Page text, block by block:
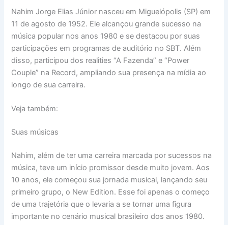
Nahim Jorge Elias Júnior nasceu em Miguelópolis (SP) em
11 de agosto de 1952. Ele alcançou grande sucesso na
música popular nos anos 1980 e se destacou por suas
participações em programas de auditório no SBT. Além
disso, participou dos realities “A Fazenda” e “Power
Couple” na Record, ampliando sua presença na mídia ao
longo de sua carreira.
Veja também:
Suas músicas
Nahim, além de ter uma carreira marcada por sucessos na
música, teve um início promissor desde muito jovem. Aos
10 anos, ele começou sua jornada musical, lançando seu
primeiro grupo, o New Edition. Esse foi apenas o começo
de uma trajetória que o levaria a se tornar uma figura
importante no cenário musical brasileiro dos anos 1980.